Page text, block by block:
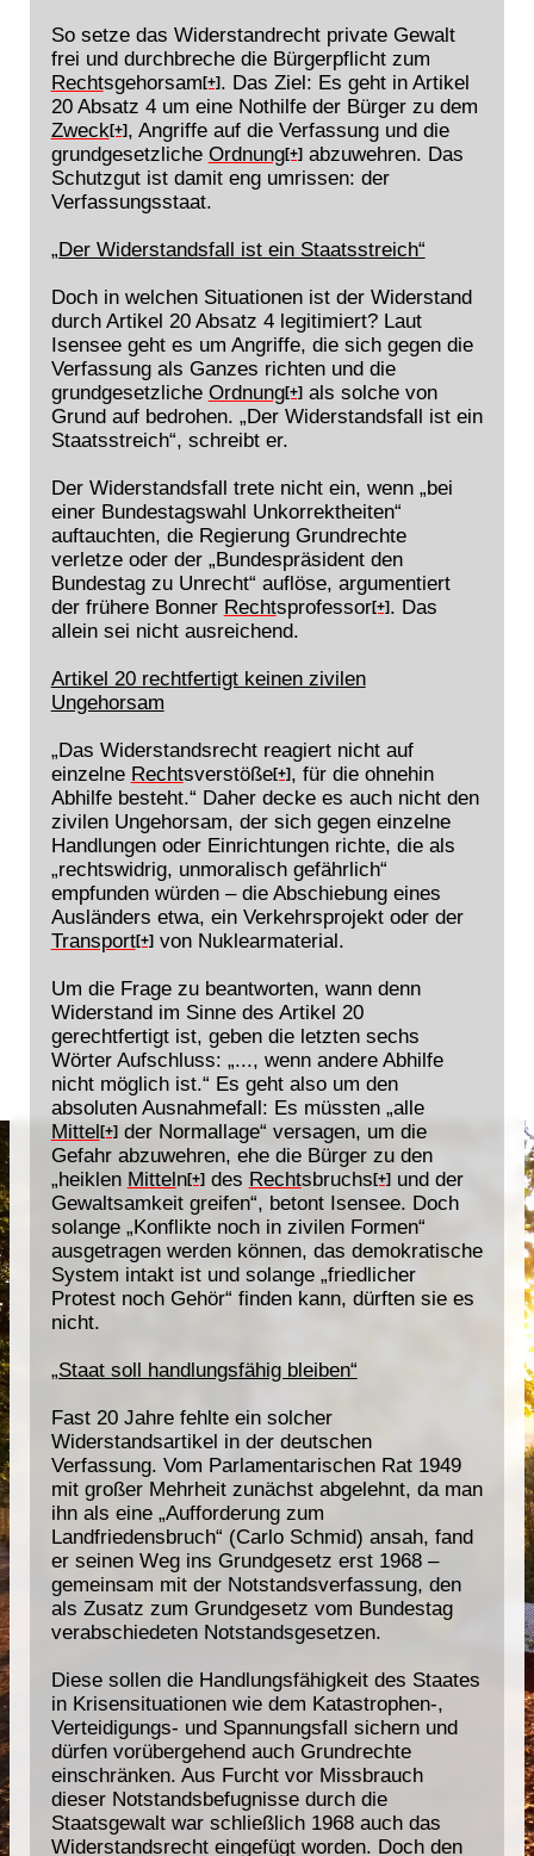
So setze das Widerstandrecht private Gewalt
frei und durchbreche die Bürgerpflicht zum
Rechtsgehorsam[+]. Das Ziel: Es geht in Artikel
20 Absatz 4 um eine Nothilfe der Bürger zu dem
Zweck[+], Angriffe auf die Verfassung und die
grundgesetzliche Ordnung[+]abzuwehren. Das
Schutzgut ist damit eng umrissen: der
Verfassungsstaat.
„Der Widerstandsfall ist ein Staatsstreich“
Doch in welchen Situationen ist der Widerstand
durch Artikel 20 Absatz 4 legitimiert? Laut
Isensee geht es um Angriffe, die sich gegen die
Verfassung als Ganzes richten und die
grundgesetzliche Ordnung[+]als solche von
Grund auf bedrohen. „Der Widerstandsfall ist ein
Staatsstreich“, schreibt er.
Der Widerstandsfall trete nicht ein, wenn „bei
einer Bundestagswahl Unkorrektheiten“
auftauchten, die Regierung Grundrechte
verletze oder der „Bundespräsident den
Bundestag zu Unrecht“ auflöse, argumentiert
der frühere Bonner Rechtsprofessor[+]. Das
allein sei nicht ausreichend.
Artikel 20 rechtfertigt keinen zivilen
Ungehorsam
„Das Widerstandsrecht reagiert nicht auf
einzelne Rechtsverstöße[+], für die ohnehin
Abhilfe besteht.“ Daher decke es auch nicht den
zivilen Ungehorsam, der sich gegen einzelne
Handlungen oder Einrichtungen richte, die als
„rechtswidrig, unmoralisch gefährlich“
empfunden würden – die Abschiebung eines
Ausländers etwa, ein Verkehrsprojekt oder der
Transport[+]von Nuklearmaterial.
Um die Frage zu beantworten, wann denn
Widerstand im Sinne des Artikel 20
gerechtfertigt ist, geben die letzten sechs
Wörter Aufschluss: „..., wenn andere Abhilfe
nicht möglich ist.“ Es geht also um den
absoluten Ausnahmefall: Es müssten „alle
Mittel[+]der Normallage“ versagen, um die
Gefahr abzuwehren, ehe die Bürger zu den
„heiklen Mitteln[+]des Rechtsbruchs[+]und der
Gewaltsamkeit greifen“, betont Isensee. Doch
solange „Konflikte noch in zivilen Formen“
ausgetragen werden können, das demokratische
System intakt ist und solange „friedlicher
Protest noch Gehör“ finden kann, dürften sie es
nicht.
„Staat soll handlungsfähig bleiben“
Fast 20 Jahre fehlte ein solcher
Widerstandsartikel in der deutschen
Verfassung. Vom Parlamentarischen Rat 1949
mit großer Mehrheit zunächst abgelehnt, da man
ihn als eine „Aufforderung zum
Landfriedensbruch“ (Carlo Schmid) ansah, fand
er seinen Weg ins Grundgesetz erst 1968 –
gemeinsam mit der Notstandsverfassung, den
als Zusatz zum Grundgesetz vom Bundestag
verabschiedeten Notstandsgesetzen.
Diese sollen die Handlungsfähigkeit des Staates
in Krisensituationen wie dem Katastrophen-,
Verteidigungs- und Spannungsfall sichern und
dürfen vorübergehend auch Grundrechte
einschränken. Aus Furcht vor Missbrauch
dieser Notstandsbefugnisse durch die
Staatsgewalt war schließlich 1968 auch das
Widerstandsrecht eingefügt worden. Doch den